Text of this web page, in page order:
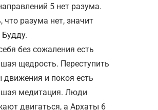
5 нет разума.
что разума нет, значит
Будду.
без сожаления есть
щедрость. Переступить
движения и покоя есть
медитация. Люди
двигаться, а Архаты 6